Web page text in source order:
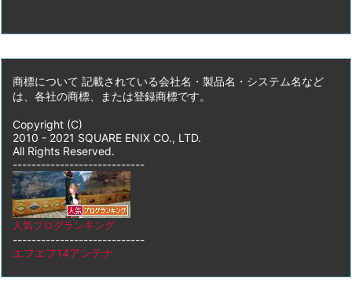
商標について 記載されている会社名・製品名・システム名など
は、各社の商標、または登録商標です。
Copyright (C)
2010 - 2021 SQUARE ENIX CO., LTD.
All Rights Reserved.
----------------------------
人気ブログランキング
----------------------------
エフエフ14アンテナ